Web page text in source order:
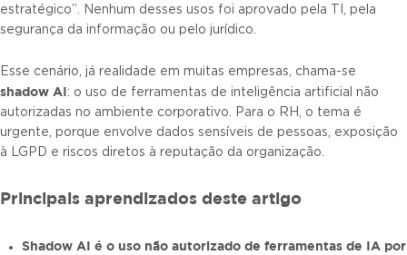
estratégico”. Nenhum desses usos foi aprovado pela TI, pela
segurança da informação ou pelo jurídico.
Esse cenário, já realidade em muitas empresas, chama-se
shadow AI: o uso de ferramentas de inteligência artificial não
autorizadas no ambiente corporativo. Para o RH, o tema é
urgente, porque envolve dados sensíveis de pessoas, exposição
à LGPD e riscos diretos à reputação da organização.
Principais aprendizados deste artigo
Shadow AI é o uso não autorizado de ferramentas de IA por